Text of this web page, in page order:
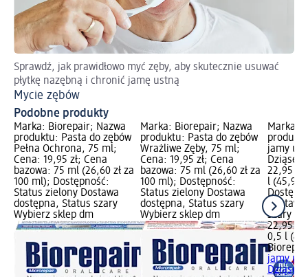
Sprawdź, jak prawidłowo myć zęby, aby skutecznie usuwać
płytkę nazębną i chronić jamę ustną
Mycie zębów
Podobne produkty
Marka: Biorepair; Nazwa
produktu: Pasta do zębów
Pełna Ochrona, 75 ml;
Cena: 19,95 zł; Cena
bazowa: 75 ml (26,60 zł za
100 ml); Dostępność:
Status zielony Dostawa
dostępna, Status szary
Wybierz sklep dm
Marka: Biorepair; Nazwa
produktu: Pasta do zębów
Wrażliwe Zęby, 75 ml;
Cena: 19,95 zł; Cena
bazowa: 75 ml (26,60 zł za
100 ml); Dostępność:
Status zielony Dostawa
dostępna, Status szary
Wybierz sklep dm
Marka:
jamy
22,95
l (45,90
szary
22,95 zł
0,5 l
jamy